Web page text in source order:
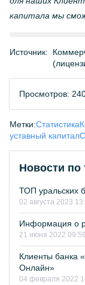
капитала мы
Источник:
Просмотров:
Метки:Статистика
уставный капитал
Новости по
ТОП уральских
02 августа 2023
Информация о
21 июня 2022 09:59
Клиенты банка
Онлайн»
04 февраля 2022